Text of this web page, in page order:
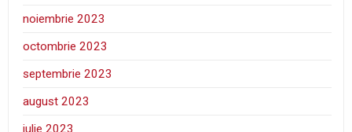
noiembrie 2023
octombrie 2023
septembrie 2023
august 2023